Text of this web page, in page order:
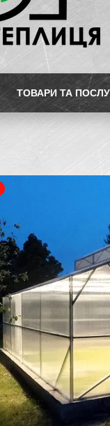
ТОВАРИ ТА